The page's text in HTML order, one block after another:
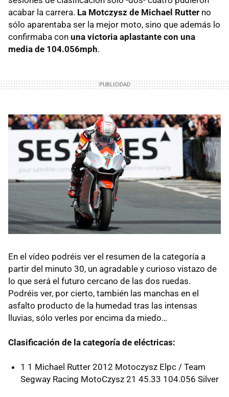
acabar la carrera. La Motczysz de Michael Rutter no
sólo aparentaba ser la mejor moto, sino que además lo
confirmaba con una victoria aplastante con una
media de 104.056mph.
En el vídeo podréis ver el resumen de la categoría a
partir del minuto 30, un agradable y curioso vistazo de
lo que será el futuro cercano de las dos ruedas.
Podréis ver, por cierto, también las manchas en el
asfalto producto de la humedad tras las intensas
lluvias, sólo verles por encima da miedo…
Clasificación de la categoría de eléctricas:
1 1 Michael Rutter 2012 Motoczysz Elpc / Team
Segway Racing MotoCzysz 21 45.33 104.056 Silver